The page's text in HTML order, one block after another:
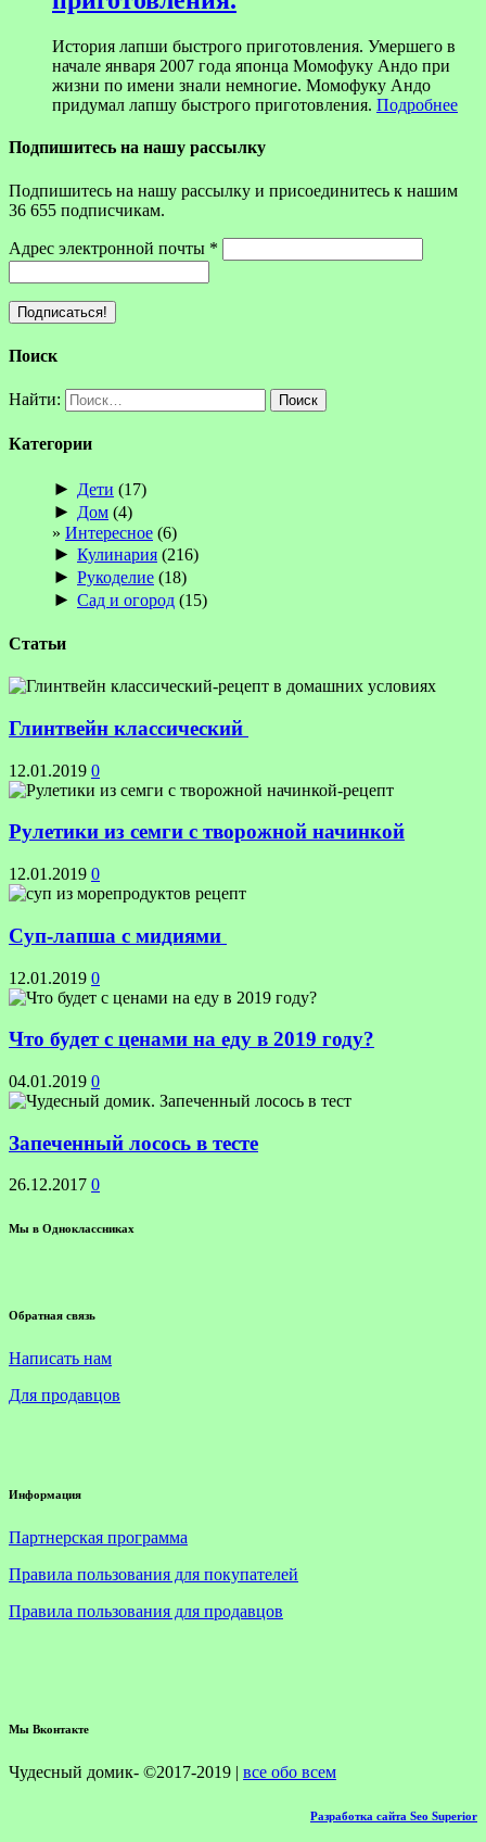
История лапши быстрого приготовления. Умершего в
начале января 2007 года японца Момофуку Андо при
жизни по имени знали немногие. Момофуку Андо
придумал лапшу быстрого приготовления. Подробнее
Подпишитесь на нашу рассылку
Подпишитесь на нашу рассылку и присоединитесь к нашим
36 655 подписчикам.
Адрес электронной почты *
Поиск
Найти:
Категории
► Дети (17)
► Дом (4)
Интересное (6)
► Кулинария (216)
► Рукоделие (18)
► Сад и огород (15)
Статьи
Глинтвейн классический
12.01.2019 0
Рулетики из семги с творожной начинкой
12.01.2019 0
Суп-лапша с мидиями
12.01.2019 0
Что будет с ценами на еду в 2019 году?
04.01.2019 0
Запеченный лосось в тесте
26.12.2017 0
Мы в Одноклассниках
Обратная связь
Написать нам
Для продавцов
Информация
Партнерская программа
Правила пользования для покупателей
Правила пользования для продавцов
Мы Вконтакте
Чудесный домик- ©2017-2019 | все обо всем
Разработка сайта Seo Superior